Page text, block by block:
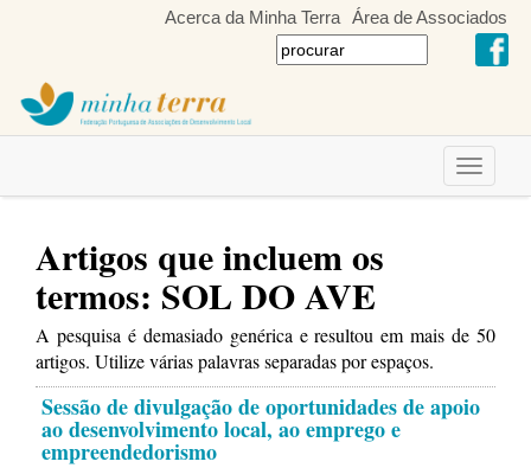
Acerca da Minha Terra Área de Associados
Toggle
Artigos que incluem os
termos: SOL DO AVE
A pesquisa é demasiado genérica e resultou em mais de 50
artigos. Utilize várias palavras separadas por espaços.
Sessão de divulgação de oportunidades de apoio
ao desenvolvimento local, ao emprego e
empreendedorismo